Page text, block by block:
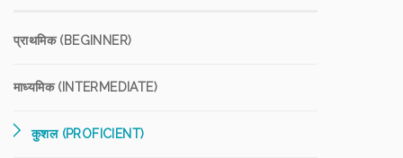
प्राथमिक (BEGINNER)
माध्यमिक (INTERMEDIATE)
कुशल (PROFICIENT)